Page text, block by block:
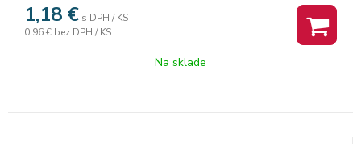
1,18 € s DPH / KS
0,96 € bez DPH / KS
Na sklade